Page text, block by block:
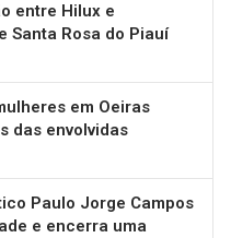
entre Hilux e
Santa Rosa do Piauí
em Oeiras
das envolvidas
Paulo Jorge Campos
e encerra uma